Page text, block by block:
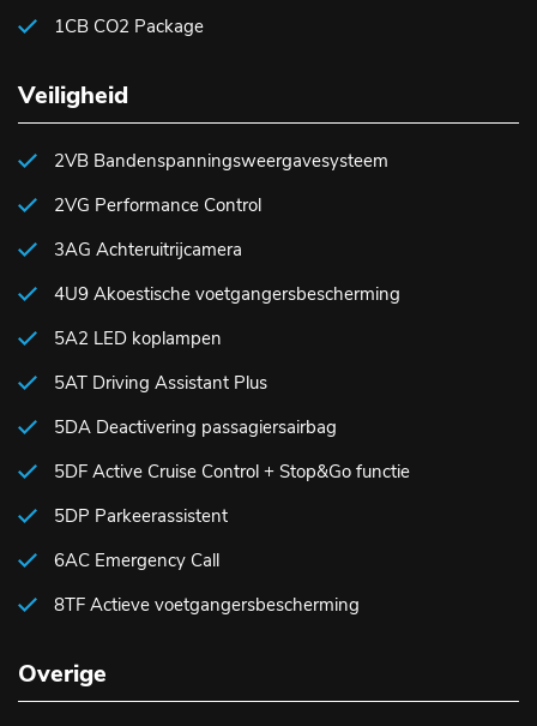
1CB CO2 Package
Veiligheid
2VB Bandenspanningsweergavesysteem
2VG Performance Control
3AG Achteruitrijcamera
4U9 Akoestische voetgangersbescherming
5A2 LED koplampen
5AT Driving Assistant Plus
5DA Deactivering passagiersairbag
5DF Active Cruise Control + Stop&Go functie
5DP Parkeerassistent
6AC Emergency Call
8TF Actieve voetgangersbescherming
Overige